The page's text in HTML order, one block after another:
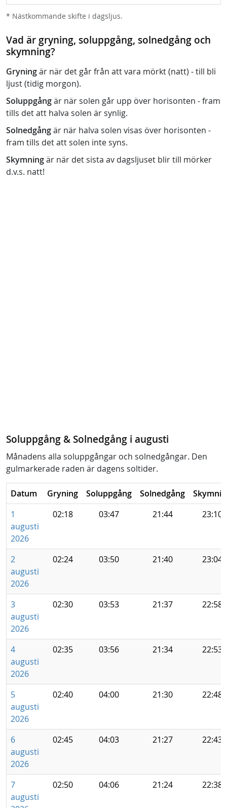
* Nästkommande skifte i dagsljus.
Vad är gryning, soluppgång, solnedgång och
skymning?
Gryningär när det går från att vara mörkt (natt) - till bli
ljust (tidig morgon).
Soluppgångär när solen går upp över horisonten - fram
tills det att halva solen är synlig.
Solnedgångär när halva solen visas över horisonten -
fram tills det att solen inte syns.
Skymningär när det sista av dagsljuset blir till mörker
d.v.s. natt!
Soluppgång & Solnedgång i augusti
Månadens alla soluppgångar och solnedgångar. Den
gulmarkerade raden är dagens soltider.
Datum Gryning Soluppgång Solnedgång
1
augusti
2026
02:18 03:47 21:44 23:10
2
augusti
2026
02:24 03:50 21:40 23:04
3
augusti
2026
02:30 03:53 21:37 22:58
4
augusti
2026
02:35 03:56 21:34 22:53
5
augusti
2026
02:40 04:00 21:30 22:48
6
augusti
2026
02:45 04:03 21:27 22:43
7
augusti
02:50 04:06 21:24 22:38